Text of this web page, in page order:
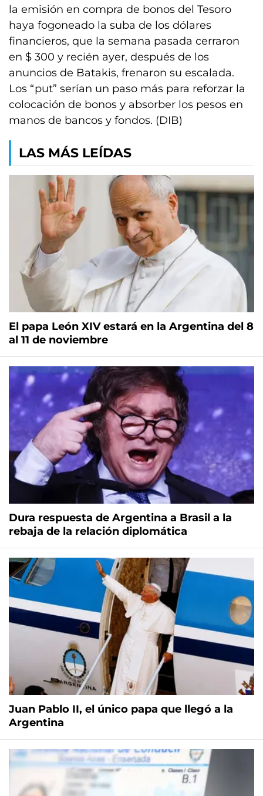
la emisión en compra de bonos del Tesoro
haya fogoneado la suba de los dólares
financieros, que la semana pasada cerraron
en $ 300 y recién ayer, después de los
anuncios de Batakis, frenaron su escalada.
Los “put” serían un paso más para reforzar la
colocación de bonos y absorber los pesos en
manos de bancos y fondos. (DIB)
LAS MÁS LEÍDAS
El papa León XIV estará en la Argentina del 8
al 11 de noviembre
Dura respuesta de Argentina a Brasil a la
rebaja de la relación diplomática
Juan Pablo II, el único papa que llegó a la
Argentina